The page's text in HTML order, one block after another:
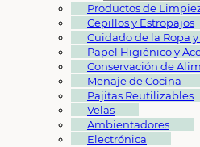
Productos de
Cepillos y Estropajos
Cuidado de la Ropa
Papel Higiénico y
Conservación de
Menaje de Cocina
Pajitas Reutilizables
Velas
Ambientadores
Electrónica